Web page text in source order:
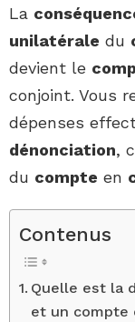
La
unilatérale du
devient le
conjoint. Vous
dépenses
dénonciation,
du compte en
Contenus
Quelle est la
et un compte